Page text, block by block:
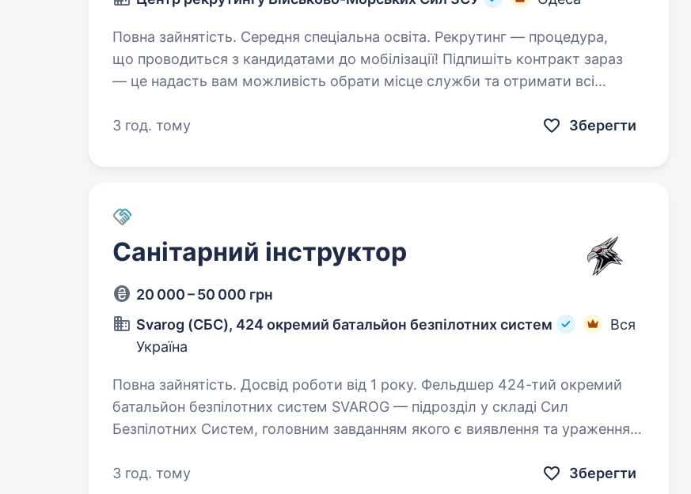
Повна зайнятість. Середня спеціальна освіта. Рекрутинг — процедура,
що проводиться з кандидатами до мобілізації! Підпишіть контракт зараз
— це надасть вам можливість обрати місце служби та отримати всі
3 год. тому
Зберегти
Санітарний інструктор
20 000 – 50 000 грн
Svarog (СБС), 424 окремий батальйон безпілотних систем
Вся
Україна
Повна зайнятість. Досвід роботи від 1 року. Фельдшер 424-тий окремий
батальйон безпілотних систем SVAROG — підрозділ у складі Сил
Безпілотних Систем, головним завданням якого є виявлення та ураження
3 год. тому
Зберегти